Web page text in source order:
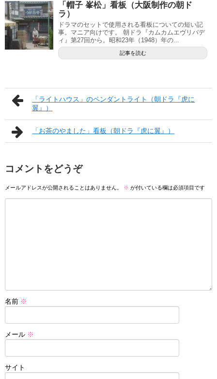
「帽子 峯松」看板（大阪制作の朝ド
ラ）
ドラマのセットで使用される看板についての短い記
事。マニア向けです。 朝ドラ『カムカムエヴリバデ
ィ』第27回から。昭和23年（1948）年の...
記事を読む
「ライトハウス」のペンダントライト（朝ドラ『虎に
翼』）
「お茶のやました」看板（朝ドラ『虎に翼』）
コメントをどうぞ
メールアドレスが公開されることはありません。 ※ が付いている欄は必須項目です
名前 ※
メール ※
サイト